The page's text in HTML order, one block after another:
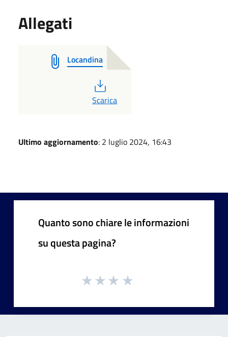
Allegati
Locandina
PDF
Scarica
Ultimo aggiornamento: 2 luglio 2024, 16:43
Quanto sono chiare le informazioni
su questa pagina?